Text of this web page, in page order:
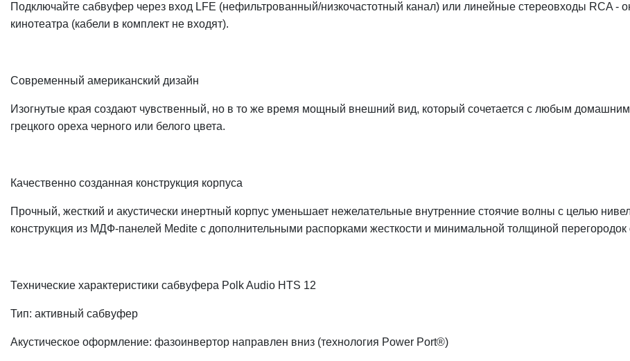
Подключайте сабвуфер через вход LFE (нефильтрованный/низкочастотный канал) или линейные стереовходы RCA -
кинотеатра (кабели в комплект не входят).
Современный американский дизайн
Изогнутые края создают чувственный, но в то же время мощный внешний вид, который сочетается с любым
грецкого ореха черного или белого цвета.
Качественно созданная конструкция корпуса
Прочный, жесткий и акустически инертный корпус уменьшает нежелательные внутренние стоячие волны с целью
конструкция из МДФ-панелей Medite с дополнительными распорками жесткости и минимальной толщиной перегородок
Технические характеристики сабвуфера Polk Audio HTS 12
Тип: активный сабвуфер
Акустическое оформление: фазоинвертор направлен вниз (технология Power Port®)